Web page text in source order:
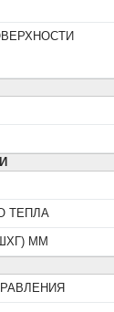
ТЕПЛА
ММ